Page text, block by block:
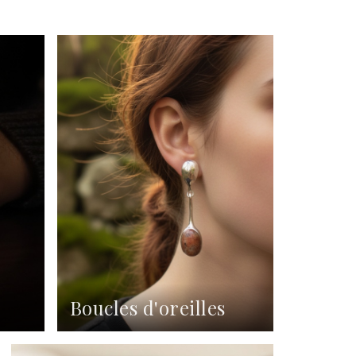
Boucles d'oreilles